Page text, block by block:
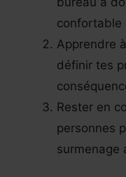
confortable
Apprendre
définir tes
Rester en
personnes
surmenage